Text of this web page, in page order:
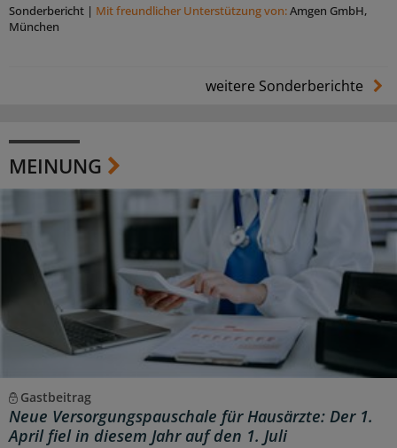
Sonderbericht | Mit freundlicher Unterstützung von:Amgen GmbH,
München
weitere Sonderberichte
MEINUNG
Gastbeitrag
Neue Versorgungspauschale für Hausärzte: Der 1.
April fiel in diesem Jahr auf den 1. Juli